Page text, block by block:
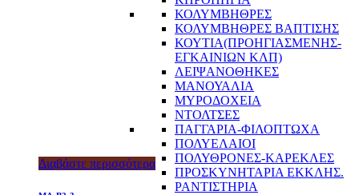
ΚΟΛΥΜΒΗΘΡΕΣ
ΚΟΛΥΜΒΗΘΡΕΣ ΒΑΠΤΙΣΗΣ
ΚΟΥΤΙΑ(ΠΡΟΗΓΙΑΣΜΕΝΗΣ-
ΕΓΚΑΙΝΙΩΝ ΚΛΠ)
ΛΕΙΨΑΝΟΘΗΚΕΣ
ΜΑΝΟΥΑΛΙΑ
ΜΥΡΟΔΟΧΕΙΑ
ΝΤΟΛΤΣΕΣ
ΠΑΓΓΑΡΙΑ-ΦΙΛΟΠΤΩΧΑ
ΠΟΛΥΕΛΑΙΟΙ
ΠΟΛΥΘΡΟΝΕΣ-ΚΑΡΕΚΛΕΣ
ΠΡΟΣΚΥΝΗΤΑΡΙΑ ΕΚΚΛΗΣ.
ΡΑΝΤΙΣΤΗΡΙΑ
Διαβάστε περισσότερα